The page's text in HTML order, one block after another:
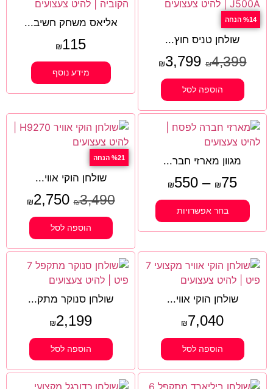
%14 הנחה
שולחן טניס חוץ...
₪4,399
₪3,799
הוספה לסל
אליאס משחק חשיב...
₪115
מידע נוסף
מגוון מארזי חבר...
₪75
–
₪550
בחר אפשרויות
%21 הנחה
שולחן הוקי אווי...
₪3,490
₪2,750
הוספה לסל
שולחן הוקי אווי...
₪7,040
הוספה לסל
שולחן סנוקר מתק...
₪2,199
הוספה לסל